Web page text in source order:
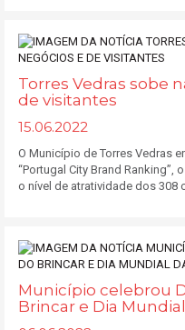
Torres Vedras sobe
de visitantes
15.06.2022
O Município de Torres Vedras
“Portugal City Brand Ranking”,
o nível de atratividade dos 308
Município celebrou
Brincar e Dia